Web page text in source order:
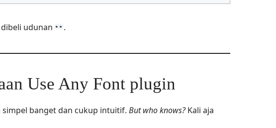
udunan .
Use Any Font plugin
banget dan cukup intuitif. But who knows?Kali aja